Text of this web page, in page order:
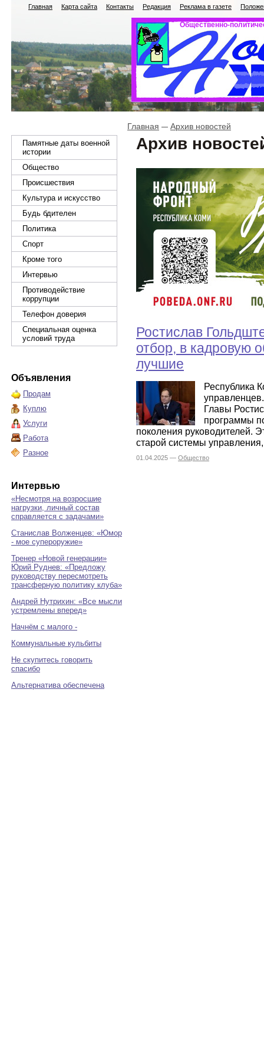
Главная Карта сайта Контакты Редакция Реклама в газете
Общественно-
Памятные даты военной
истории
Общество
Происшествия
Культура и искусство
Будь бдителен
Политика
Спорт
Кроме того
Интервью
Противодействие
коррупции
Телефон доверия
Специальная оценка
условий труда
Объявления
Продам
Куплю
Услуги
Работа
Разное
Интервью
«Несмотря на возросшие
нагрузки, личный состав
справляется с задачами»
Станислав Волженцев: «Юмор
- мое супероружие»
Тренер «Новой генерации»
Юрий Руднев: «Предложу
руководству пересмотреть
трансферную политику клуба»
Андрей Нутрихин: «Все мысли
устремлены вперед»
Начнём с малого -
Коммунальные кульбиты
Не скупитесь говорить
спасибо
Альтернатива обеспечена
Главная Архив новостей
Архив
Ростислав
отбор, в кадровую
лучшие
Республика
Главы
программы
поколения руководителей.
старой системы
01.04.2025 — Общество